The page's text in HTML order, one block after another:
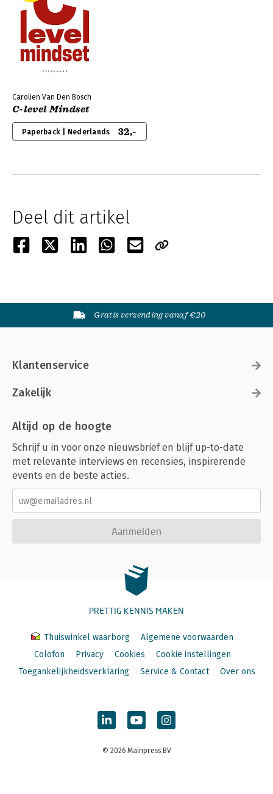
Carolien Van Den Bosch
C-level Mindset
Paperback | Nederlands 32,-
Deel dit artikel
Gratis verzending vanaf €20
Klantenservice
Zakelijk
Altijd op de hoogte
Schrijf u in voor onze nieuwsbrief en blijf up-to-date
met relevante interviews en recensies, inspirerende
events en de beste acties.
Aanmelden
PRETTIG KENNIS MAKEN
Thuiswinkel waarborg
Algemene voorwaarden
Colofon
Privacy Cookies
Cookie instellingen
Toegankelijkheidsverklaring
Service & Contact Over ons
© 2026 Mainpress BV